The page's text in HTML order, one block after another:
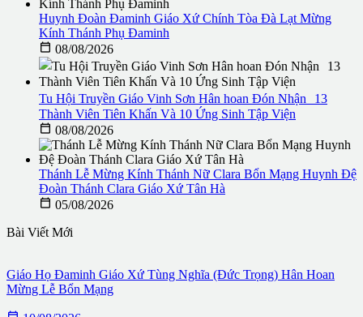
Huynh Đoàn Đaminh Giáo Xứ Chính Tòa Đà Lạt Mừng
Kính Thánh Phụ Đaminh
 08/08/2026
Tu Hội Truyền Giáo Vinh Sơn Hân hoan Đón Nhận 13
Thành Viên Tiên Khấn Và 10 Ứng Sinh Tập Viện
 08/08/2026
Thánh Lễ Mừng Kính Thánh Nữ Clara Bổn Mạng Huynh Đệ
Đoàn Thánh Clara Giáo Xứ Tân Hà
 05/08/2026
Bài Viết Mới
Giáo Họ Đaminh Giáo Xứ Tùng Nghĩa (Đức Trọng) Hân Hoan
Mừng Lễ Bổn Mạng